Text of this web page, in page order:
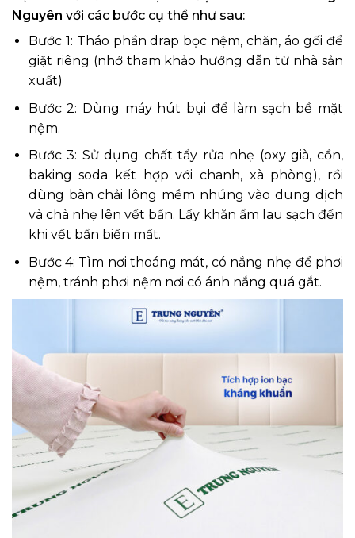
Nguyên với các bước cụ thể như sau:
Bước 1: Tháo phần drap bọc nệm, chăn, áo gối để
giặt riêng (nhớ tham khảo hướng dẫn từ nhà sản
xuất)
Bước 2: Dùng máy hút bụi để làm sạch bề mặt
nệm.
Bước 3: Sử dụng chất tẩy rửa nhẹ (oxy già, cồn,
baking soda kết hợp với chanh, xà phòng), rồi
dùng bàn chải lông mềm nhúng vào dung dịch
và chà nhẹ lên vết bẩn. Lấy khăn ẩm lau sạch đến
khi vết bẩn biến mất.
Bước 4: Tìm nơi thoáng mát, có nắng nhẹ để phơi
nệm, tránh phơi nệm nơi có ánh nắng quá gắt.